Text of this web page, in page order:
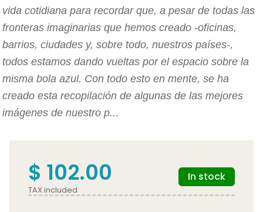
vida cotidiana para recordar que, a pesar de todas las
fronteras imaginarias que hemos creado -oficinas,
barrios, ciudades y, sobre todo, nuestros países-,
todos estamos dando vueltas por el espacio sobre la
misma bola azul. Con todo esto en mente, se ha
creado esta recopilación de algunas de las mejores
imágenes de nuestro p...
$ 102.00
TAX included
In stock